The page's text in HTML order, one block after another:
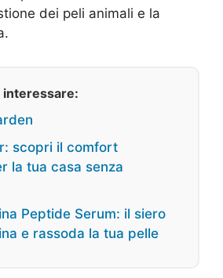
dei peli animali e la
interessare:
scopri il comfort
la tua casa senza
Peptide Serum: il siero
e rassoda la tua pelle